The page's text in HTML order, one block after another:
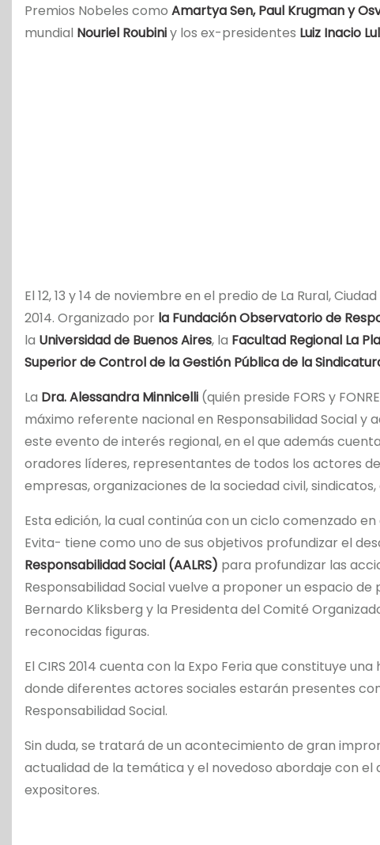
Premios Nobeles como Amartya Sen, Paul Krugman y
mundial Nouriel Roubiniy los ex-presidentes Luiz Inacio
El 12, 13 y 14 de noviembre en el predio de La Rural,
2014. Organizado por la Fundación Observatorio de
la Universidad de Buenos Aires, la Facultad Regional La
Superior de Control de la Gestión Pública de la
La Dra. Alessandra Minnicelli (quién preside FORS y
máximo referente nacional en Responsabilidad Social y
este evento de interés regional, en el que además
oradores líderes, representantes de todos los actores
empresas, organizaciones de la sociedad civil,
Esta edición, la cual continúa con un ciclo comenzado
Evita- tiene como uno de sus objetivos profundizar el
Responsabilidad Social (AALRS) para profundizar las
Responsabilidad Social vuelve a proponer un espacio
Bernardo Kliksberg y la Presidenta del Comité
reconocidas figuras.
El CIRS 2014 cuenta con la Expo Feria que constituye
donde diferentes actores sociales estarán presentes
Responsabilidad Social.
Sin duda, se tratará de un acontecimiento de gran
actualidad de la temática y el novedoso abordaje con
expositores.